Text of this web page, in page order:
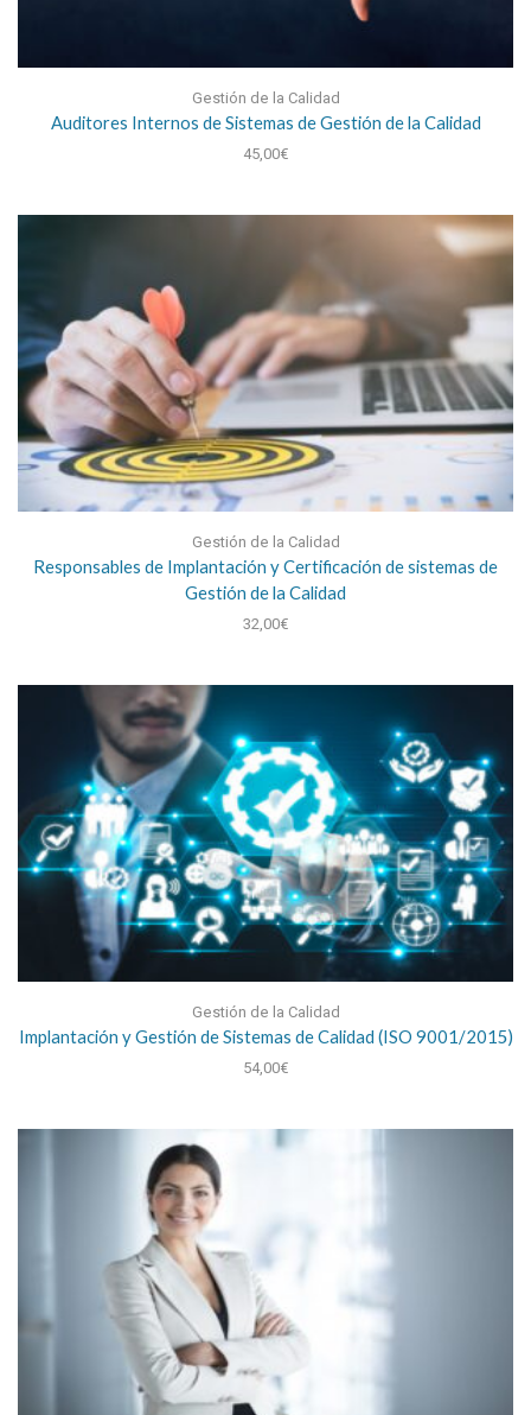
Gestión de la Calidad
Auditores Internos de Sistemas de Gestión de la Calidad
45,00€
Gestión de la Calidad
Responsables de Implantación y Certificación de sistemas de
Gestión de la Calidad
32,00€
Gestión de la Calidad
Implantación y Gestión de Sistemas de Calidad (ISO 9001/2015)
54,00€